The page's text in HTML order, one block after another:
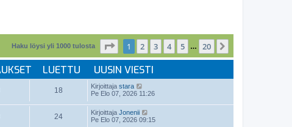
Haku löysi yli 1000 tulosta Sivu 20
1 2 3 4 5 … 20
LUETTU UUSIN VIESTI
18 Kirjoittaja stara
Pe Elo 07, 2026 11:26
24 Kirjoittaja Jonenii
Pe Elo 07, 2026 09:15